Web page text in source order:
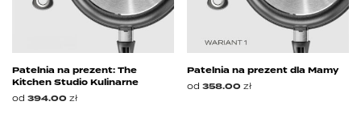
Patelnia na prezent: The
Kitchen Studio Kulinarne
od 394.00 zł
Patelnia na prezent dla Mamy
od 358.00 zł